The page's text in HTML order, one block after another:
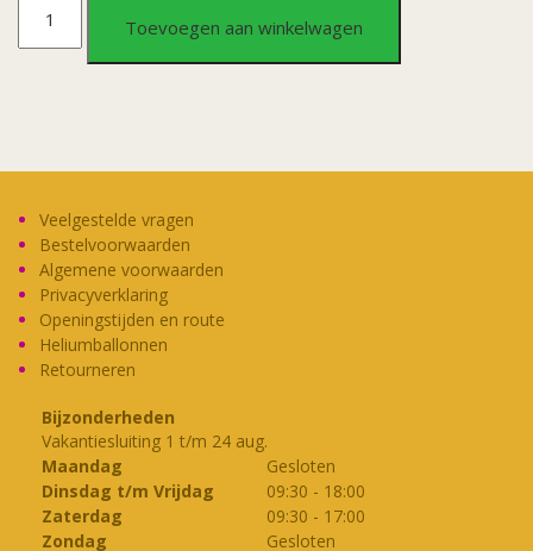
Classy
did
it
!
aantal
Toevoegen aan winkelwagen
Veelgestelde vragen
Bestelvoorwaarden
Algemene voorwaarden
Privacyverklaring
Openingstijden en route
Heliumballonnen
Retourneren
Bijzonderheden
Vakantiesluiting 1 t/m 24 aug.
Maandag
Gesloten
Dinsdag t/m Vrijdag
09:30 - 18:00
Zaterdag
09:30 - 17:00
Zondag
Gesloten